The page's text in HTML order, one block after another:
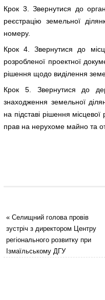
Крок 3. Звернутися до
реєстрацію земельної
номеру.
Крок 4. Звернутися до
розробленої проектної
рішення щодо виділення
Крок 5. Звернутися до
знаходження земельної
на підставі рішення
прав на нерухоме майно та
«Селищний голова провів
зустріч з директором Центру
регіонального розвитку при
Ізмаїльському ДГУ